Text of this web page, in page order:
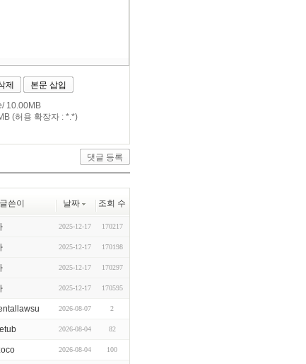
제 본문 삽입
10.00MB
(허용 확장자 : *.*)
글쓴이 날짜 조회 수
2025-12-17 170217
2025-12-17 170198
2025-12-17 170297
2025-12-17 170595
2026-08-07 2
2026-08-04 82
2026-08-04 100